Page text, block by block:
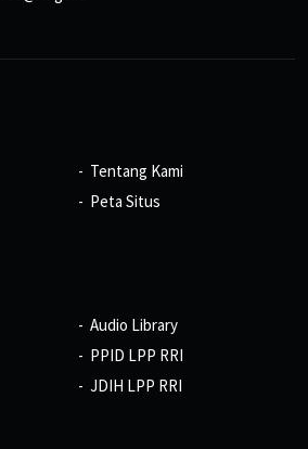
Tentang Kami
Peta Situs
Audio Library
PPID LPP RRI
JDIH LPP RRI